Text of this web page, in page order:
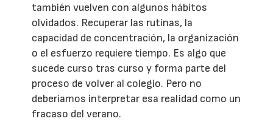
también vuelven con algunos hábitos
olvidados. Recuperar las rutinas, la
capacidad de concentración, la organización
o el esfuerzo requiere tiempo. Es algo que
sucede curso tras curso y forma parte del
proceso de volver al colegio. Pero no
deberíamos interpretar esa realidad como un
fracaso del verano.